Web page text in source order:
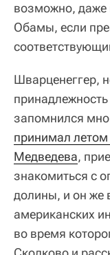
возможно, даже
Обамы, если
Шварценеггер,
запомнился
принимал
Медведева,
знакомиться с
долины, и он же
американских
во время